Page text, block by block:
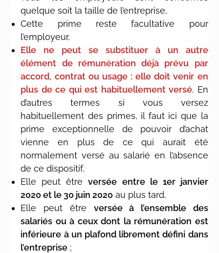
quelque soit la taille de l’entreprise,
Cette prime reste facultative pour
l’employeur,
Elle ne peut se substituer à un autre
élément de rémunération déjà prévu par
accord, contrat ou usage : elle doit venir en
plus de ce qui est habituellement versé. En
d’autres termes si vous versez
habituellement des primes, il faut ici que la
prime exceptionnelle de pouvoir d’achat
vienne en plus de ce qui aurait été
normalement versé au salarié en l’absence
de ce dispositif,
Elle peut êtreversée entre le 1er janvier
2020 et le 30 juin 2020 au plus tard,
Elle peut être versée à l’ensemble des
salariés ou à ceux dont la rémunération est
inférieure à un plafond librement défini dans
l’entreprise ;